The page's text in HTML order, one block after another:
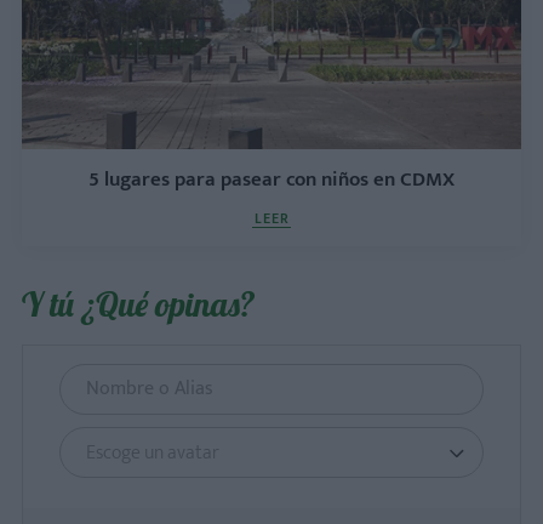
5 lugares para pasear con niños en CDMX
LEER
Y tú ¿Qué opinas?
Escoge un avatar